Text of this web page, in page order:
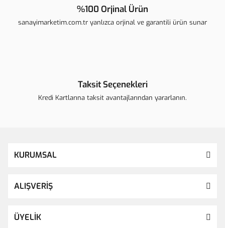
%100 Orjinal Ürün
sanayimarketim.com.tr yanlızca orjinal ve garantili ürün sunar
Taksit Seçenekleri
Kredi Kartlarına taksit avantajlarından yararlanın.
KURUMSAL
ALIŞVERİŞ
ÜYELİK